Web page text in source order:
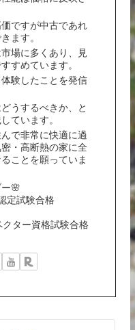
ですが中古であれ
ます。
場に多くあり、見
すめています。
験したことを発信
うするべきか、と
ています。
で非常に快適に過
・高断熱の家に全
ことを願っていま
🌸
定試験合格
ター資格試験合格